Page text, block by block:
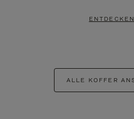
ENTDECKEN
ALLE KOFFER